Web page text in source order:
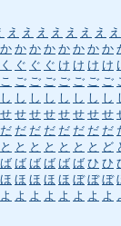
え え え え え え え え
か か か か か か か か
く ぐ ぐ ぐ け け け け
こ ご ご ご ご ご ご ご
し し し し し し し し
せ せ せ せ せ せ せ せ
だ だ だ だ だ だ だ だ
と と と と と と と ど
ば ば ば ば ば ば ひ ひ
ほ ほ ほ ほ ほ ぼ ぼ ぼ
よ よ よ よ よ よ よ よ